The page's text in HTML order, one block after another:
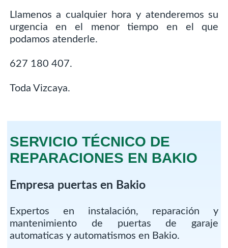
Llamenos a cualquier hora y atenderemos su
urgencia en el menor tiempo en el que
podamos atenderle.
627 180 407.
Toda Vizcaya.
SERVICIO TÉCNICO DE
REPARACIONES EN BAKIO
Empresa puertas en Bakio
Expertos en instalación, reparación y
mantenimiento de puertas de garaje
automaticas y automatismos en Bakio.